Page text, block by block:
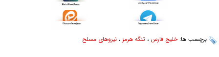
برچسب ها:خلیج فارس ، تنگه هرمز ، نیروهای مسلح